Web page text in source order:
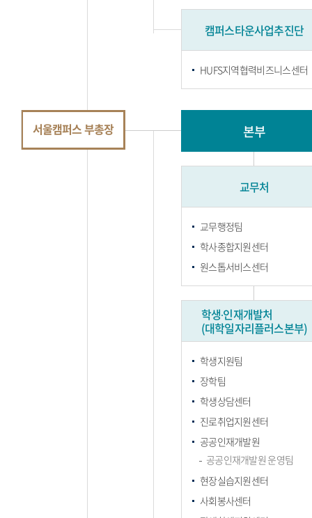
캠퍼스타운사업추진단
HUFS지역협력비즈니스센터
서울캠퍼스 부총장 본부
교무처
교무행정팀
학사종합지원센터
원스톱서비스센터
학생∙인재개발처
(대학일자리플러스본부)
학생지원팀
장학팀
학생상담센터
진로취업지원센터
공공인재개발원
공공인재개발원 운영팀
현장실습지원센터
사회봉사센터